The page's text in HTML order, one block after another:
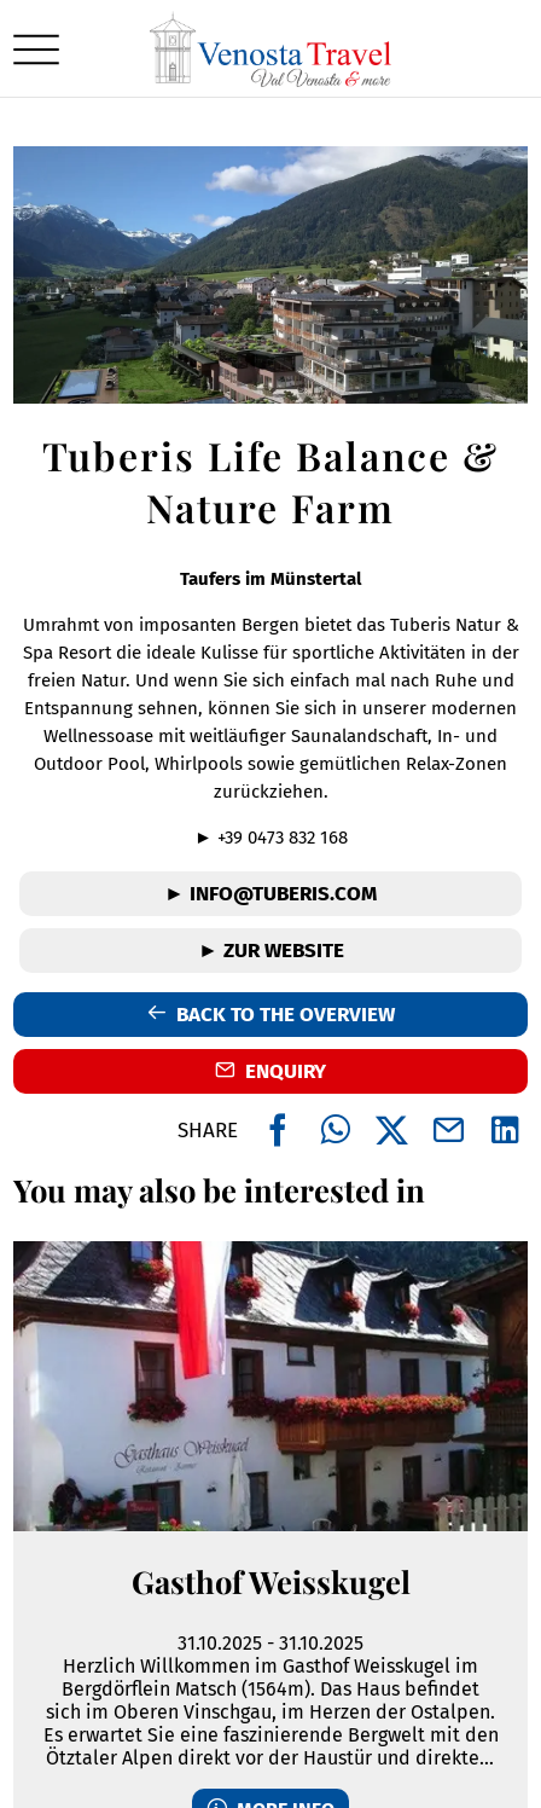
Tuberis Life Balance &
Nature Farm
Taufers im Münstertal
Umrahmt von imposanten Bergen bietet das Tuberis Natur &
Spa Resort die ideale Kulisse für sportliche Aktivitäten in der
freien Natur. Und wenn Sie sich einfach mal nach Ruhe und
Entspannung sehnen, können Sie sich in unserer modernen
Wellnessoase mit weitläufiger Saunalandschaft, In- und
Outdoor Pool, Whirlpools sowie gemütlichen Relax-Zonen
zurückziehen.
► +39 0473 832 168
► INFO@TUBERIS.COM
► ZUR WEBSITE
BACK TO THE OVERVIEW
ENQUIRY
SHARE
You may also be interested in
Gasthof Weisskugel
31.10.2025 - 31.10.2025
Herzlich Willkommen im Gasthof Weisskugel im
Bergdörflein Matsch (1564m). Das Haus befindet
sich im Oberen Vinschgau, im Herzen der Ostalpen.
Es erwartet Sie eine faszinierende Bergwelt mit den
Ötztaler Alpen direkt vor der Haustür und direktem